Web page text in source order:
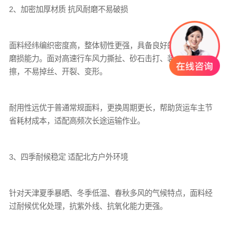
2、加密加厚材质 抗风耐磨不易破损
面料经纬编织密度高，整体韧性更强，具备良好的抗拉扯、抗
磨损能力。面对高速行车风力撕扯、砂石击打、装卸轻微摩
擦，不易掉丝、开裂、变形。
耐用性远优于普通常规面料，更换周期更长，帮助货运车主节
省耗材成本，适配高频次长途运输作业。
3、四季耐候稳定 适配北方户外环境
针对天津夏季暴晒、冬季低温、春秋多风的气候特点，面料经
过耐候优化处理，抗紫外线、抗氧化能力更强。